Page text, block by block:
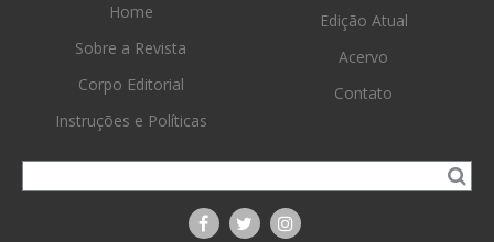
Home
Sobre a Revista
Corpo Editorial
Instruções e Políticas
Edição Atual
Acervo
Contato